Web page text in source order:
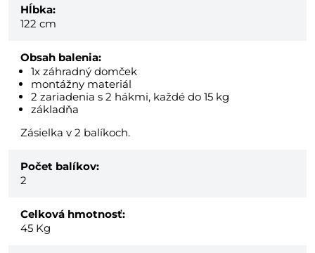
Hĺbka:
122 cm
Obsah balenia:
1x záhradný domček
montážny materiál
2 zariadenia s 2 hákmi, každé do 15 kg
základňa
Zásielka v 2 balíkoch.
Počet balíkov:
2
Celková hmotnosť:
45 Kg